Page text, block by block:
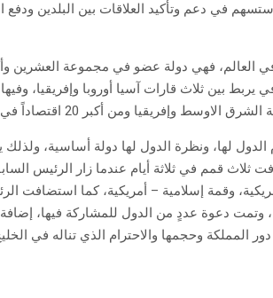
في دعم وتأكيد العلاقات بين البلدين ودفع
العالم، فهي دولة ‏عضو في مجموعة العشرين
بين ثلاث قارات آسيا أوروبا وإفريقيا،
ومن أكبر 20 اقتصاداً في العالم.
لها، ونظرة الدول لها دولة أساسية، ولذلك
قمم في ثلاثة أيام عندما زار الرئيس
وقمة إسلامية – أمريكية، كما استضافت
وتمت دعوة عددٍ من الدول للمشاركة فيها،
وحجمها والاحترام الذي تناله في